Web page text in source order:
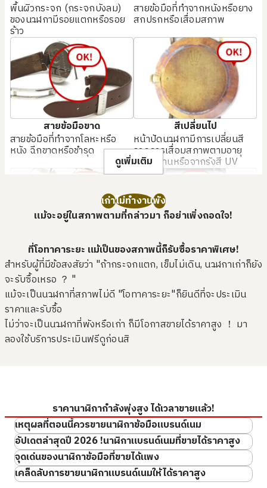
รับซื้อเมื่อ : พฤษภาคม 2026
PATEK PHILIPPE Aquanaut
ยี่ห้อ
patek philippe
สภาพสินค้า S
รายละเอียด แทบไม่ได้ใช้งาน
สาขา
Donki Mall Thon
glor
รับซื้อเมื่อ : พฤษภาคม 2026
OMEGA Speedmaster
Chronograph
ยี่ห้อ
omega
สภาพสินค้า S
รายละเอียด
แทบไม่ได้ใช้งาน
สาขา
Donki Mall Thon
glor
รับซื้อเมื่อ : พฤษภาคม 2026
ROLEX Datejust Pink
Ladysize
ยี่ห้อ
rolex
สภาพสินค้า S
TAG Heuer Aquaracer
สภาพสินค้า S
พื้นผิวกระจก (กระจกบังลม)
ของนาฬิกามีรอยแตกหรือรอย
ร้าว
สายข้อมือที่ทำจากหนังหรือยาง
สกปรกหรือเสื่อมสภาพ
สายข้อมือขาด
สายข้อมือที่ทำจากโลหะหรือ
หนัง ฉีกขาดหรือชำรุด
สีเปลี่ยนไป
หน้าปัดนาฬิกามีการเปลี่ยนสี
จากการเสื่อมสภาพตามอายุ
การใช้งานหรือจากรังสี UV
ขึ้นสนิม
มีสนิมขึ้นที่ชิ้นส่วนโลหะ
มีรอยขีดข่วน
มีรอยตรงหัวเข็มขัดและตัวล็อค
ดูเพิ่มเติม
เก่าไม่ทำงานพัง
แม้จะอยู่ในสภาพตามที่กล่าวมา ก็อย่าเพิ่งถอดใจ!
ที่โอทาคาระยะ แม้เป็นของสภาพนี้ก็รับซื้อราคาพิเศษ!
สำหรับผู้ที่มีข้อสงสัยว่า "ถ้ากระจกแตก, เข็มไม่เดิน, นาฬิกาเก่าก็ยัง
จะรับซื้อเหรอ ？ "
แม้จะเป็นนาฬิกาที่สภาพไม่ดี "โอทาคาระยะ"ก็ยินดีที่จะประเมิน
ราคาและรับซื้อ
ไม่ว่าจะเป็นนาฬิกาที่พังหรือเก่า ก็มีโอกาสขายได้ราคาสูง ！ มา
ลองใช้บริการประเมินฟรีดูก่อนสิ
ราคานาฬิกากำลังพุ่งสูง ได้เวลาขายแล้ว!
เหตุผลที่ตอนนี้ควรขายนาฬิกาข้อมือแบรนด์เนม
อัปเดตล่าสุดปี 2026 !นาฬิกาแบรนด์เนมที่ขายได้ราคาสูง
・รับซื้อปาเต็ก ฟิลิปป์
จุดเด่นของนาฬิกาข้อมือที่ขายได้แพง
ได้รับความนิยม และมีอุปสงค์ในของมือสองสูง
เคล็ดลับการขายนาฬิกาแบรนด์เนมให้ได้ราคาสูง